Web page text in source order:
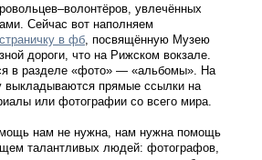
увлечённых
Сейчас вот наполняем
в фб, посвящённую Музею
дороги, что на Рижском вокзале.
в разделе «фото» — «альбомы». На
выкладываются прямые ссылки на
или фотографии со всего мира.
нам не нужна, нам нужна помощь
талантливых людей: фотографов,